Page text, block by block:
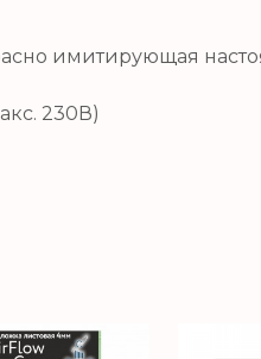
имитирующая
230В)